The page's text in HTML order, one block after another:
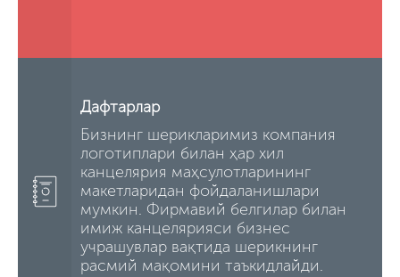
Дафтарлар
Бизнинг шерикларимиз компания
логотиплари билан ҳар хил
канцелярия маҳсулотларининг
макетларидан фойдаланишлари
мумкин. Фирмавий белгилар билан
имиж канцелярияси бизнес
учрашувлар вақтида шерикнинг
расмий мақомини таъкидлайди.